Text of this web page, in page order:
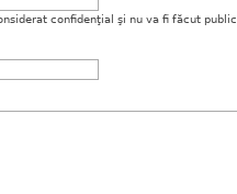
confidenţial şi nu va fi făcut public.